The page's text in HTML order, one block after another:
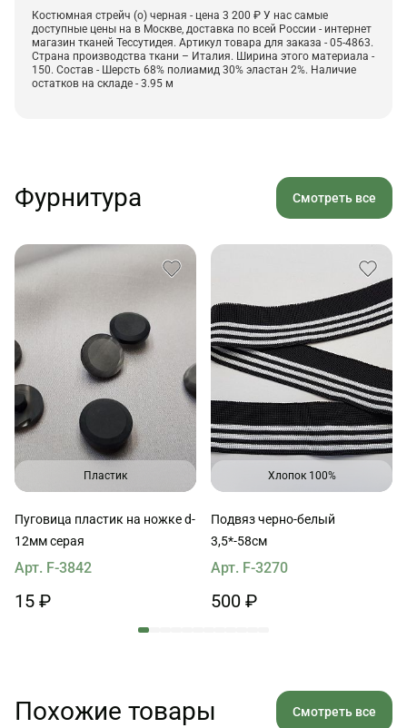
Костюмная стрейч (о) черная - цена 3 200 ₽ У нас самые
доступные цены на в Москве, доставка по всей России - интернет
магазин тканей Тессутидея. Артикул товара для заказа - 05-4863.
Страна производства ткани – Италия. Ширина этого материала -
150. Состав - Шерсть 68% полиамид 30% эластан 2%. Наличие
остатков на складе - 3.95 м
Фурнитура Смотреть все
Пластик
Пуговица пластик на ножке d-
12мм серая
Арт. F-3842
15 ₽
Хлопок 100%
Подвяз черно-белый
3,5*-58см
Арт. F-3270
500 ₽
Похожие товары Смотреть все